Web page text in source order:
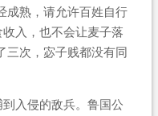
成熟，请允许百姓自行
入，也不会让麦子落
三次，宓子贱都没有同
入侵的敌兵。鲁国公